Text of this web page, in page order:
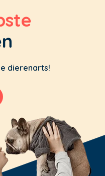
dierenarts!